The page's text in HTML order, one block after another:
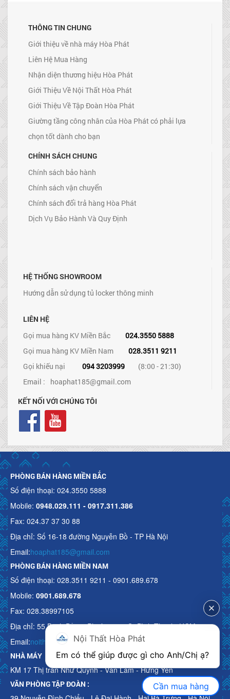
THÔNG TIN CHUNG
Giới thiệu về nhà máy Hòa Phát
Liên Hệ Mua Hàng
Nhận diện thương hiệu Hòa Phát
Giới Thiệu Về Nội Thất Hòa Phát
Giới Thiệu Về Tập Đoàn Hòa Phát
Giường tầng công nhân của Hòa Phát có phải lựa
chọn tốt dành cho bạn
CHÍNH SÁCH CHUNG
Chính sách bảo hành
Chính sách vận chuyển
Chính sách đổi trả hàng Hòa Phát
Dịch Vụ Bảo Hành Và Quy Định
HỆ THỐNG SHOWROOM
Hướng dẫn sử dụng tủ locker thông minh
LIÊN HỆ
Gọi mua hàng KV Miền Bắc
024.3550 5888
Gọi mua hàng KV Miền Nam
028.3511 9211
Gọi khiếu nại
094 3203999
(8:00 - 21:30)
Email : hoaphat185@gmail.com
KẾT NỐI VỚI CHÚNG TÔI
PHÒNG BÁN HÀNG MIỀN BẮC
Số điện thoại: 024.3550 5888
Mobile: 0948.029.111 - 0917.311.386
Fax: 024.37 37 30 88
Địa chỉ: Số 16-18 đường Nguyễn Bồ - TP Hà Nội
Email:hoaphat185@gmail.com
PHÒNG BÁN HÀNG MIỀN NAM
Số điện thoại: 028.3511 9211 - 0901.689.678
Mobile: 0901.689.678
Fax: 028.38997105
Địa chỉ: 55 Bạch Đằng, Phường 15, Q. Bình Thạnh, HCM
Email:noithathoaphattot@gmail.com
NHÀ MÁY
KM 17 Thị trấn Như Quỳnh - Văn Lâm - Hưng Yên
VĂN PHÒNG TẬP ĐOÀN :
Nội Thất Hòa Phát
Cần mua hàng